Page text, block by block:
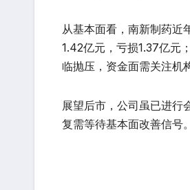
从基本面看，南新制药近
1.42亿元，亏损1.37亿元
临抛压，资金面需关注机
展望后市，公司虽已进行
复需等待基本面改善信号。